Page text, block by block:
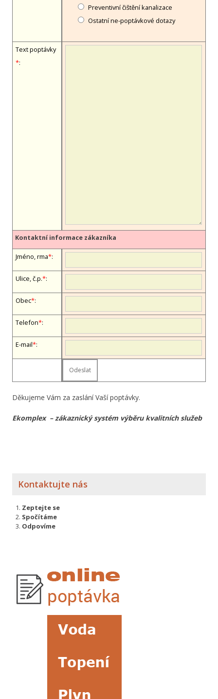
Preventivní čištění kanalizace
Ostatní ne-poptávkové dotazy
Text poptávky
*:
Kontaktní informace zákazníka
Jméno, firma*:
Ulice, č.p.*:
Obec*:
Telefon*:
E-mail*:
Děkujeme Vám za zaslání Vaší poptávky.
Ekomplex – zákaznický systém výběru kvalitních služeb
Kontaktujte nás
Zeptejte se
Spočítáme
Odpovíme